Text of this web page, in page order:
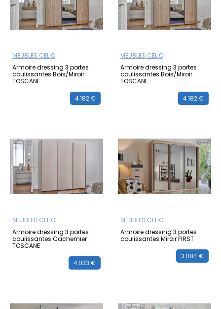
MEUBLES CELIO
Armoire dressing 3 portes
coulissantes Bois/Miroir
TOSCANE
4 182 €
MEUBLES CELIO
Armoire dressing 3 portes
coulissantes Bois/Miroir
TOSCANE
4 182 €
MEUBLES CELIO
Armoire dressing 3 portes
coulissantes Cachemier
TOSCANE
4 033 €
MEUBLES CELIO
Armoire dressing 3 portes
coulissantes Miroir FIRST
3 084 €